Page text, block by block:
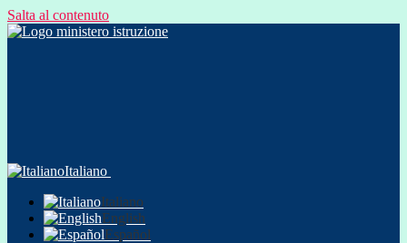
Salta al contenuto
Italiano
Italiano
English
Español